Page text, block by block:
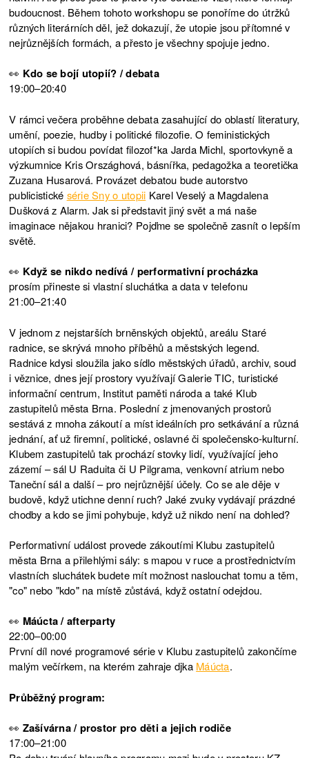
budoucnost. Během tohoto workshopu se ponoříme do útržků
různých literárních děl, jež dokazují, že utopie jsou přítomné v
nejrůznějších formách, a přesto je všechny spojuje jedno.
👀 Kdo se bojí utopií? / debata
19:00–20:40
V rámci večera proběhne debata zasahující do oblastí literatury,
umění, poezie, hudby i politické filozofie. O feministických
utopiích si budou povídat filozof*ka Jarda Michl, sportovkyně a
výzkumnice Kris Országhová, básnířka, pedagožka a teoretička
Zuzana Husarová. Provázet debatou bude autorstvo
publicistické série Sny o utopii Karel Veselý a Magdalena
Dušková z Alarm. Jak si představit jiný svět a má naše
imaginace nějakou hranici? Pojďme se společně zasnít o lepším
světě.
👀 Když se nikdo nedívá / performativní procházka
prosím přineste si vlastní sluchátka a data v telefonu
21:00–21:40
V jednom z nejstarších brněnských objektů, areálu Staré
radnice, se skrývá mnoho příběhů a městských legend.
Radnice kdysi sloužila jako sídlo městských úřadů, archiv, soud
i věznice, dnes její prostory využívají Galerie TIC, turistické
informační centrum, Institut paměti národa a také Klub
zastupitelů města Brna. Poslední z jmenovaných prostorů
sestává z mnoha zákoutí a míst ideálních pro setkávání a různá
jednání, ať už firemní, politické, oslavné či společensko-kulturní.
Klubem zastupitelů tak prochází stovky lidí, využívající jeho
zázemí – sál U Raduita či U Pilgrama, venkovní atrium nebo
Taneční sál a další – pro nejrůznější účely. Co se ale děje v
budově, když utichne denní ruch? Jaké zvuky vydávají prázdné
chodby a kdo se jimi pohybuje, když už nikdo není na dohled?
Performativní událost provede zákoutími Klubu zastupitelů
města Brna a přilehlými sály: s mapou v ruce a prostřednictvím
vlastních sluchátek budete mít možnost naslouchat tomu a těm,
"co" nebo "kdo" na místě zůstává, když ostatní odejdou.
👀 Máúcta / afterparty
22:00–00:00
První díl nové programové série v Klubu zastupitelů zakončíme
malým večírkem, na kterém zahraje djka Máúcta.
Průběžný program:
👀 Zašívárna / prostor pro děti a jejich rodiče
17:00–21:00